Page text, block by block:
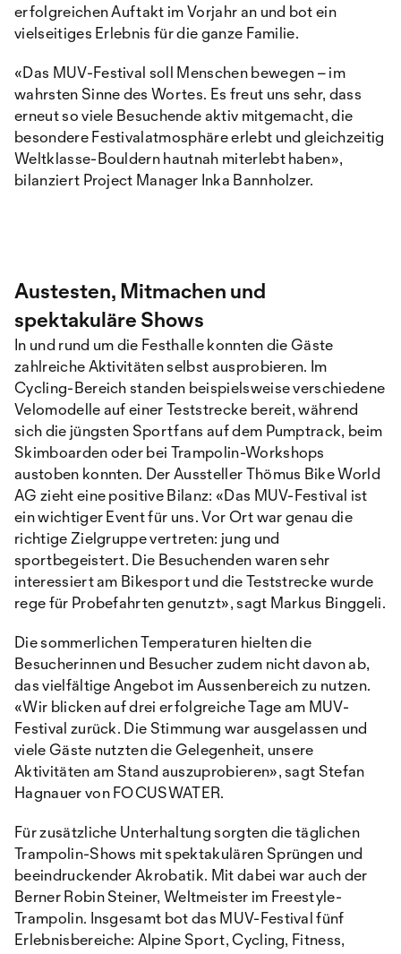
erfolgreichen Auftakt im Vorjahr an und bot ein
vielseitiges Erlebnis für die ganze Familie.
«Das MUV-Festival soll Menschen bewegen – im
wahrsten Sinne des Wortes. Es freut uns sehr, dass
erneut so viele Besuchende aktiv mitgemacht, die
besondere Festivalatmosphäre erlebt und gleichzeitig
Weltklasse-Bouldern hautnah miterlebt haben»,
bilanziert Project Manager Inka Bannholzer.
Austesten, Mitmachen und
spektakuläre Shows
In und rund um die Festhalle konnten die Gäste
zahlreiche Aktivitäten selbst ausprobieren. Im
Cycling-Bereich standen beispielsweise verschiedene
Velomodelle auf einer Teststrecke bereit, während
sich die jüngsten Sportfans auf dem Pumptrack, beim
Skimboarden oder bei Trampolin-Workshops
austoben konnten. Der Aussteller Thömus Bike World
AG zieht eine positive Bilanz: «Das MUV-Festival ist
ein wichtiger Event für uns. Vor Ort war genau die
richtige Zielgruppe vertreten: jung und
sportbegeistert. Die Besuchenden waren sehr
interessiert am Bikesport und die Teststrecke wurde
rege für Probefahrten genutzt», sagt Markus Binggeli.
Die sommerlichen Temperaturen hielten die
Besucherinnen und Besucher zudem nicht davon ab,
das vielfältige Angebot im Aussenbereich zu nutzen.
«Wir blicken auf drei erfolgreiche Tage am MUV-
Festival zurück. Die Stimmung war ausgelassen und
viele Gäste nutzten die Gelegenheit, unsere
Aktivitäten am Stand auszuprobieren», sagt Stefan
Hagnauer von FOCUSWATER.
Für zusätzliche Unterhaltung sorgten die täglichen
Trampolin-Shows mit spektakulären Sprüngen und
beeindruckender Akrobatik. Mit dabei war auch der
Berner Robin Steiner, Weltmeister im Freestyle-
Trampolin. Insgesamt bot das MUV-Festival fünf
Erlebnisbereiche: Alpine Sport, Cycling, Fitness,